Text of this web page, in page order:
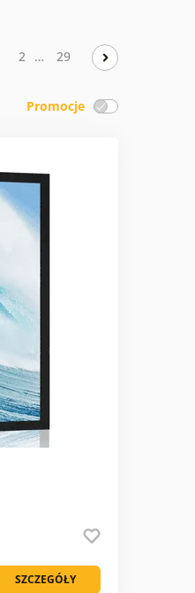
2 … 29
Promocje
SZCZEGÓŁY